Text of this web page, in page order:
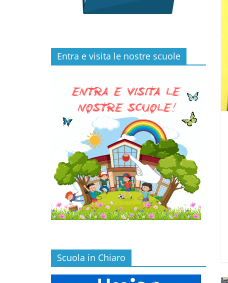
Entra e visita le nostre scuole
Scuola in Chiaro